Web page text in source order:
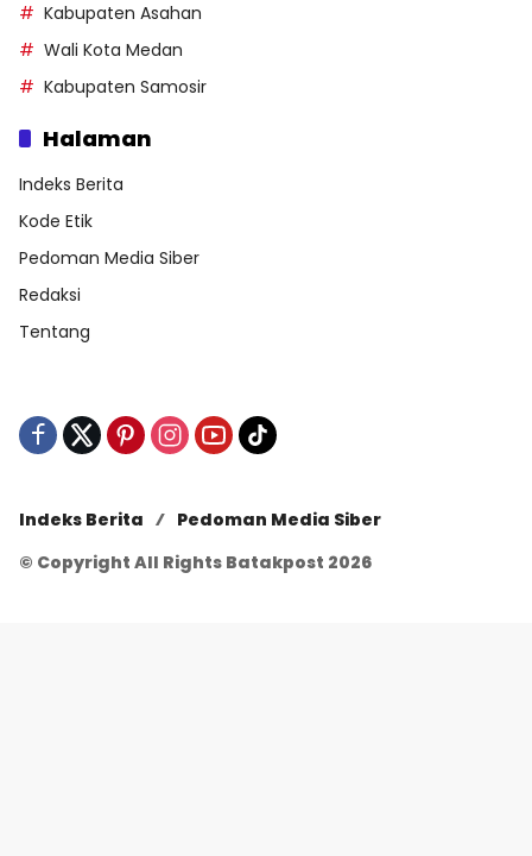
Kabupaten Asahan
Wali Kota Medan
Kabupaten Samosir
Halaman
Indeks Berita
Kode Etik
Pedoman Media Siber
Redaksi
Tentang
Indeks Berita
Pedoman Media Siber
© Copyright All Rights Batakpost 2026